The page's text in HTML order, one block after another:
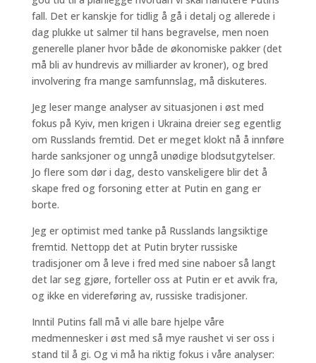
fall. Det er kanskje for tidlig å gå i detalj og allerede i
dag plukke ut salmer til hans begravelse, men noen
generelle planer hvor både de økonomiske pakker (det
må bli av hundrevis av milliarder av kroner), og bred
involvering fra mange samfunnslag, må diskuteres.
Jeg leser mange analyser av situasjonen i øst med
fokus på Kyiv, men krigen i Ukraina dreier seg egentlig
om Russlands fremtid. Det er meget klokt nå å innføre
harde sanksjoner og unngå unødige blodsutgytelser.
Jo flere som dør i dag, desto vanskeligere blir det å
skape fred og forsoning etter at Putin en gang er
borte.
Jeg er optimist med tanke på Russlands langsiktige
fremtid. Nettopp det at Putin bryter russiske
tradisjoner om å leve i fred med sine naboer så langt
det lar seg gjøre, forteller oss at Putin er et avvik fra,
og ikke en videreføring av, russiske tradisjoner.
Inntil Putins fall må vi alle bare hjelpe våre
medmennesker i øst med så mye raushet vi ser oss i
stand til å gi. Og vi må ha riktig fokus i våre analyser: